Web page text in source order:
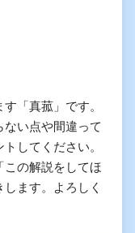
「真菰」です。
い点や間違って
してください。
この解説をしてほ
ます。よろしく